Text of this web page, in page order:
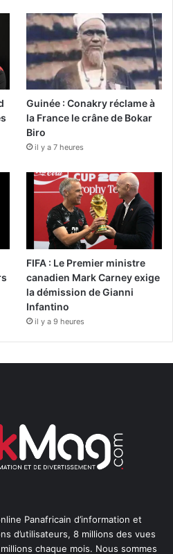
Guinée : Conakry réclame à
la France le crâne de Bokar
Biro
il y a 7 heures
FIFA : Le Premier ministre
canadien Mark Carney exige
la démission de Gianni
Infantino
il y a 9 heures
Panafricain d’information et
d’utilisateurs, 8 millions des vues
chaque mois. Nous sommes